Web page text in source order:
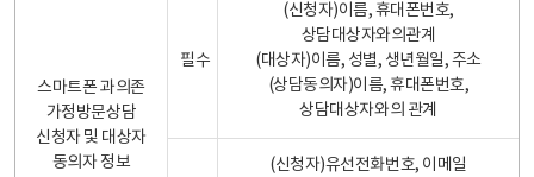
스마트폰 과의존
가정방문상담
신청자 및 대상자
동의자 정보
필수
(신청자)이름, 휴대폰번호,
상담대상자와의관계
(대상자)이름, 성별, 생년월일, 주소
(상담동의자)이름, 휴대폰번호,
상담대상자와의 관계
(신청자)유선전화번호, 이메일